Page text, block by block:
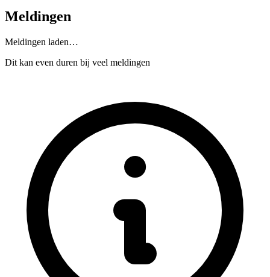
Meldingen
Meldingen laden…
Dit kan even duren bij veel meldingen